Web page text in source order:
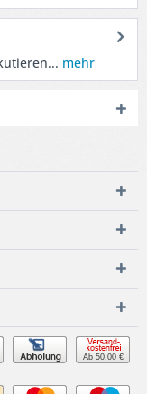
mehr
Ab 50,00 €